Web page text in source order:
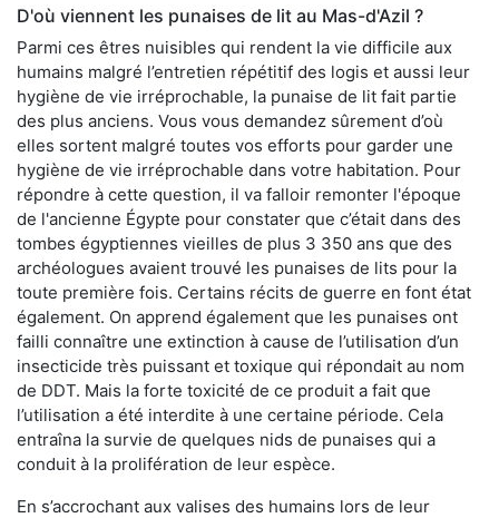
D'où viennent les punaises de lit au Mas-d'Azil ?
Parmi ces êtres nuisibles qui rendent la vie difficile aux
humains malgré l’entretien répétitif des logis et aussi leur
hygiène de vie irréprochable, la punaise de lit fait partie
des plus anciens. Vous vous demandez sûrement d’où
elles sortent malgré toutes vos efforts pour garder une
hygiène de vie irréprochable dans votre habitation. Pour
répondre à cette question, il va falloir remonter l'époque
de l'ancienne Égypte pour constater que c’était dans des
tombes égyptiennes vieilles de plus 3 350 ans que des
archéologues avaient trouvé les punaises de lits pour la
toute première fois. Certains récits de guerre en font état
également. On apprend également que les punaises ont
failli connaître une extinction à cause de l’utilisation d’un
insecticide très puissant et toxique qui répondait au nom
de DDT. Mais la forte toxicité de ce produit a fait que
l’utilisation a été interdite à une certaine période. Cela
entraîna la survie de quelques nids de punaises qui a
conduit à la prolifération de leur espèce.
En s’accrochant aux valises des humains lors de leur